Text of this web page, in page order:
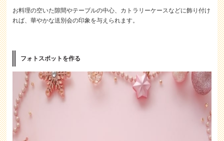
お料理の空いた隙間やテーブルの中心、カトラリーケースなどに飾り付け
れば、華やかな送別会の印象を与えられます。
フォトスポットを作る